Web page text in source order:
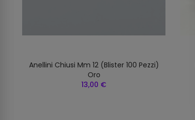
Anellini Chiusi Mm 12 (blister 100 Pezzi)
Oro
13,00 €